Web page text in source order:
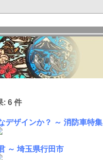
: 6 件
デザインか？ ～ 消防車特集
～ 埼玉県行田市